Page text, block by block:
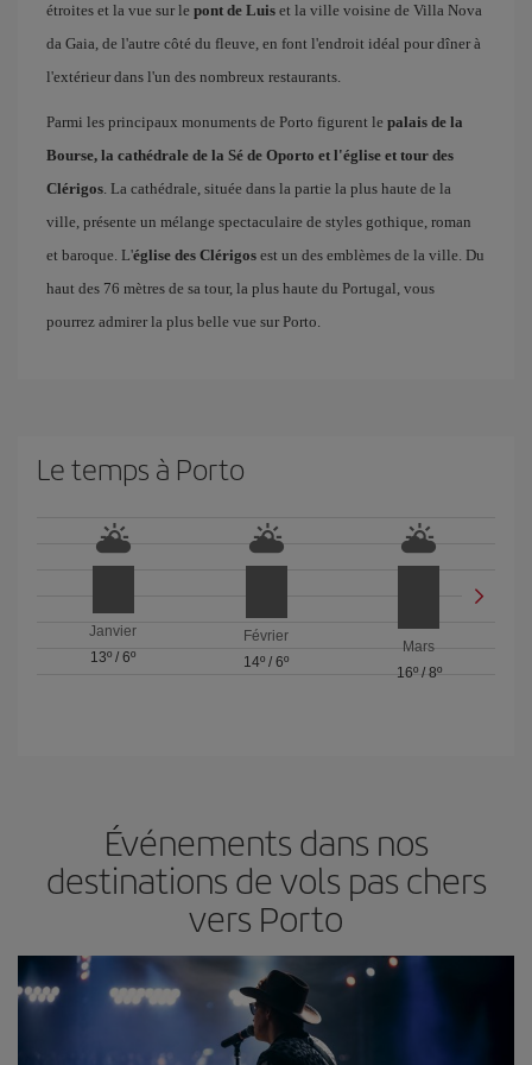
étroites et la vue sur le pont de Luis et la ville voisine de Villa Nova
da Gaia, de l'autre côté du fleuve, en font l'endroit idéal pour dîner à
l'extérieur dans l'un des nombreux restaurants.
Parmi les principaux monuments de Porto figurent le palais de la
Bourse, la cathédrale de la Sé de Oporto et l'église et tour des
Clérigos. La cathédrale, située dans la partie la plus haute de la
ville, présente un mélange spectaculaire de styles gothique, roman
et baroque. L'église des Clérigos est un des emblèmes de la ville. Du
haut des 76 mètres de sa tour, la plus haute du Portugal, vous
pourrez admirer la plus belle vue sur Porto.
Le temps à Porto
Janvier
13º /6º
Février
14º / 6º
Mars
16º/ 8º
Événements dans nos
destinations de vols pas chers
vers Porto